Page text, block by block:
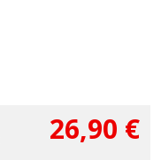
26,90 €